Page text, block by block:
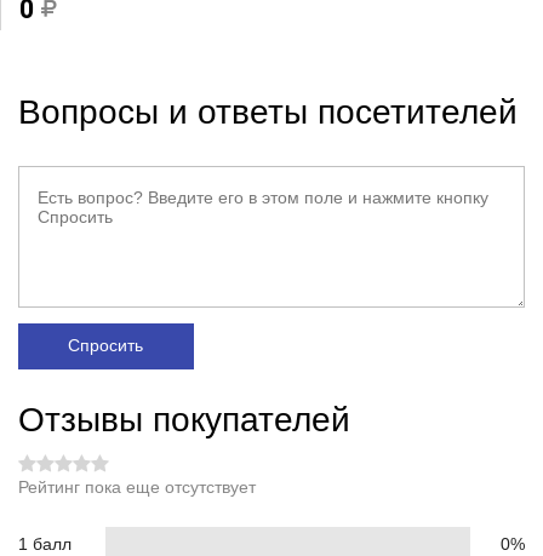
0
Вопросы и ответы посетителей
Спросить
Отзывы покупателей
Рейтинг пока еще отсутствует
1 балл 0%